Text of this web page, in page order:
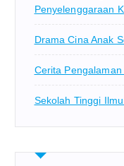
Penyelenggaraan
Drama Cina Anak
Cerita
Sekolah Tinggi